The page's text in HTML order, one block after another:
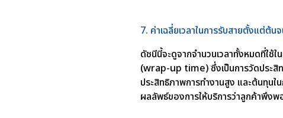
7. ค่าเฉลี่ยเวลาในการรับสายตั้งแต่
ดัชนีนี้จะดูจากจำนวนเวลาทั้งหมดที่ใ
(wrap-up time) ซึ่งเป็นการวัดประ
ประสิทธิภาพการทำงานสูง และต้นทุน
ผลลัพธ์ของการให้บริการว่าลูกค้าพึงพ